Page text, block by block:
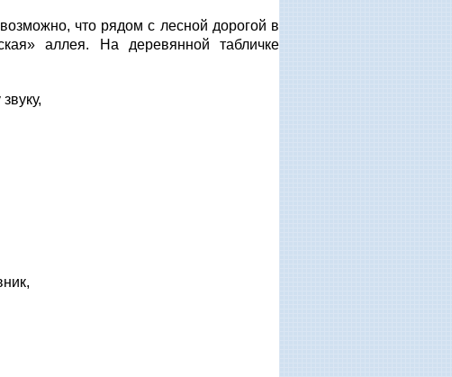
что рядом с лесной дорогой в
аллея. На деревянной табличке